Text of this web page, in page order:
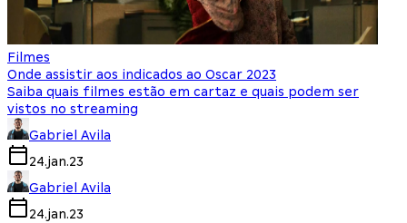
Filmes
Onde assistir aos indicados ao Oscar 2023
Saiba quais filmes estão em cartaz e quais podem ser
vistos no streaming
Gabriel Avila
24.jan.23
Gabriel Avila
24.jan.23